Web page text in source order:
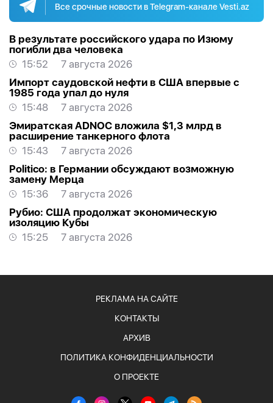
Все срочные новости в Telegram-канале Vesti.az
В результате российского удара по Изюму
погибли два человека
15:52
7 августа 2026
Импорт саудовской нефти в США впервые с
1985 года упал до нуля
15:48
7 августа 2026
Эмиратская ADNOC вложила $1,3 млрд в
расширение танкерного флота
15:43
7 августа 2026
Politico: в Германии обсуждают возможную
замену Мерца
15:36
7 августа 2026
Рубио: США продолжат экономическую
изоляцию Кубы
15:25
7 августа 2026
РЕКЛАМА НА САЙТЕ
КОНТАКТЫ
АРХИВ
ПОЛИТИКА КОНФИДЕНЦИАЛЬНОСТИ
О ПРОЕКТЕ